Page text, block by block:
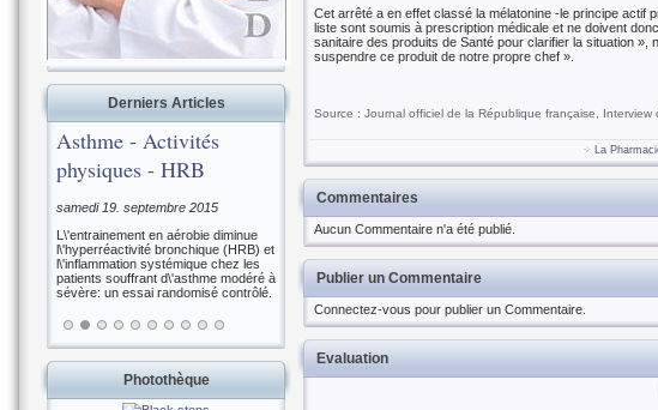
Derniers Articles
Asthme - Activités
physiques - HRB
samedi 19. septembre 2015
L\'entrainement en aérobie diminue
l\'hyperréactivité bronchique (HRB) et
l\'inflammation systémique chez les
patients souffrant d\'asthme modéré à
sévère: un essai randomisé contrôlé.
Photothèque
Cet arrêté a en effet classé la mélatonine -le principe
liste sont soumis à prescription médicale et ne doivent
sanitaire des produits de Santé pour clarifier la situation
suspendre ce produit de notre propre chef ».
Source : Journal officiel de la République française, Interview
La
Commentaires
Aucun Commentaire n'a été publié.
Publier un Commentaire
Connectez-vous pour publier un Commentaire.
Evaluation